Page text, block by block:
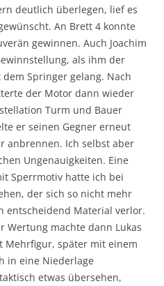
deutlich überlegen, lief es
An Brett 4 konnte
gewinnen. Auch Joachim
als ihm der
Springer gelang. Nach
der Motor dann wieder
Turm und Bauer
er seinen Gegner erneut
anbrennen. Ich selbst aber
Ungenauigkeiten. Eine
Sperrmotiv hatte ich bei
der sich so nicht mehr
entscheidend Material verlor.
Wertung machte dann Lukas
Mehrfigur, später mit einem
in eine Niederlage
etwas übersehen,